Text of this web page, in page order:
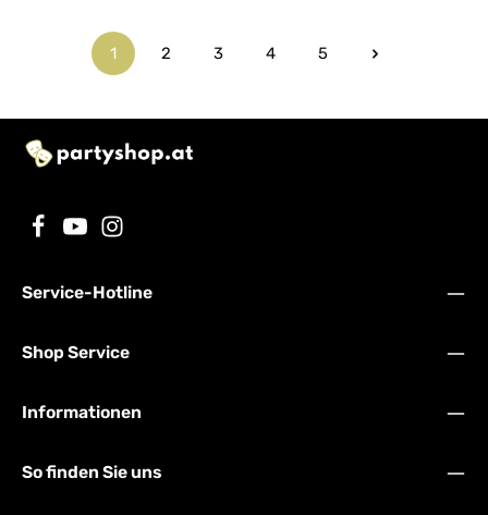
Seite
1
Seite
2
Seite
3
Seite
4
Seite
5
Service-Hotline
Shop Service
Informationen
So finden Sie uns